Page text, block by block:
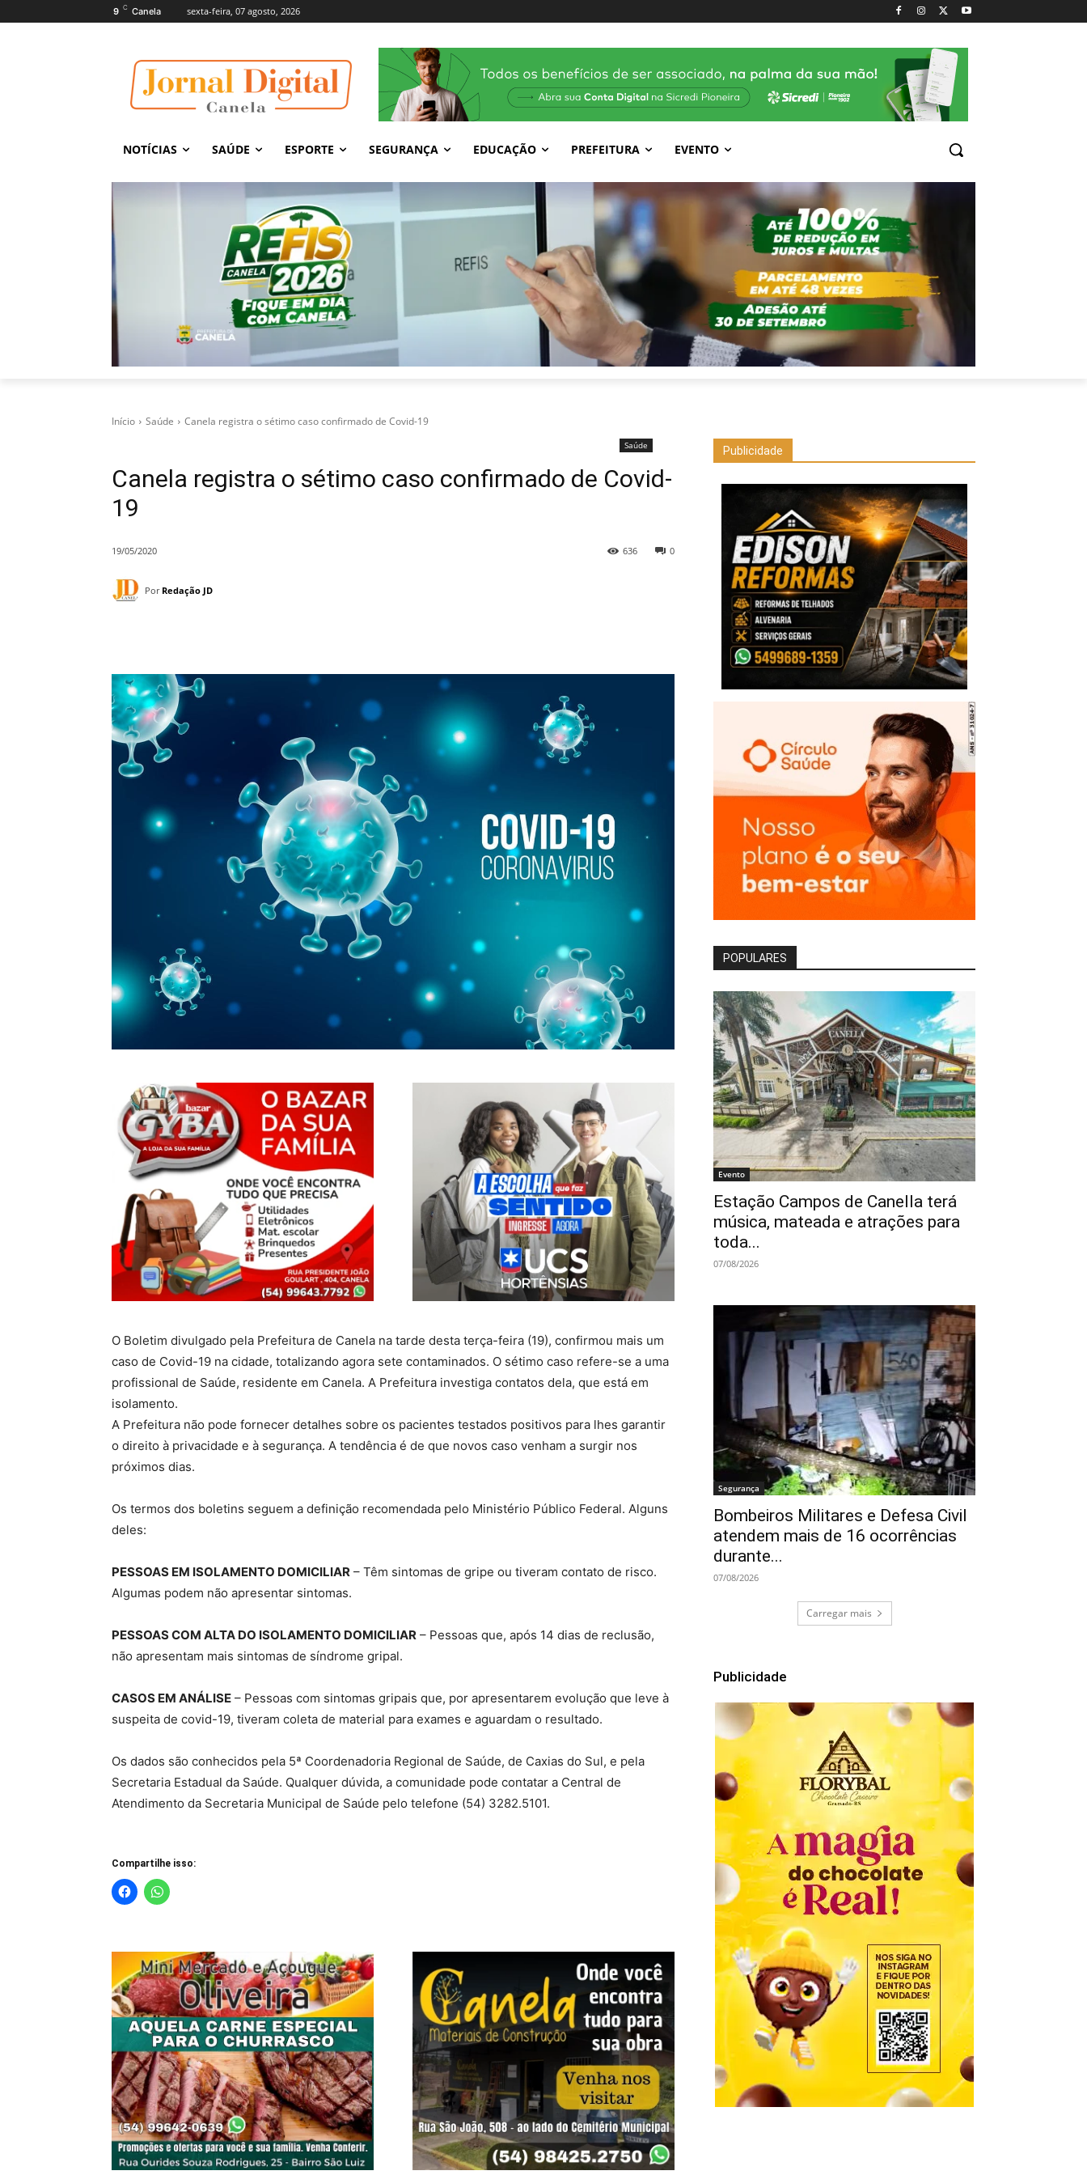
9 C Canela sexta-feira, 07 agosto, 2026
NOTÍCIAS SAÚDE ESPORTE SEGURANÇA EDUCAÇÃO PREFEITURA EVENTO
Início Saúde Canela registra o sétimo caso confirmado de Covid-19
Saúde
Canela registra o sétimo caso confirmado de Covid-
19
19/05/2020 0
636
Por Redação JD
O Boletim divulgado pela Prefeitura de Canela na tarde desta terça-feira (19), confirmou mais um
caso de Covid-19 na cidade, totalizando agora sete contaminados. O sétimo caso refere-se a uma
profissional de Saúde, residente em Canela. A Prefeitura investiga contatos dela, que está em
isolamento.
A Prefeitura não pode fornecer detalhes sobre os pacientes testados positivos para lhes garantir
o direito à privacidade e à segurança. A tendência é de que novos caso venham a surgir nos
próximos dias.
Os termos dos boletins seguem a definição recomendada pelo Ministério Público Federal. Alguns
deles:
PESSOAS EM ISOLAMENTO DOMICILIAR – Têm sintomas de gripe ou tiveram contato de risco.
Algumas podem não apresentar sintomas.
PESSOAS COM ALTA DO ISOLAMENTO DOMICILIAR – Pessoas que, após 14 dias de reclusão,
não apresentam mais sintomas de síndrome gripal.
CASOS EM ANÁLISE – Pessoas com sintomas gripais que, por apresentarem evolução que leve à
suspeita de covid-19, tiveram coleta de material para exames e aguardam o resultado.
Os dados são conhecidos pela 5ª Coordenadoria Regional de Saúde, de Caxias do Sul, e pela
Secretaria Estadual da Saúde. Qualquer dúvida, a comunidade pode contatar a Central de
Atendimento da Secretaria Municipal de Saúde pelo telefone (54) 3282.5101.
Compartilhe isso:
Publicidade
POPULARES
Evento
Estação Campos de Canella terá
música, mateada e atrações para
toda...
07/08/2026
Segurança
Bombeiros Militares e Defesa Civil
atendem mais de 16 ocorrências
durante...
07/08/2026
Carregar mais
Publicidade